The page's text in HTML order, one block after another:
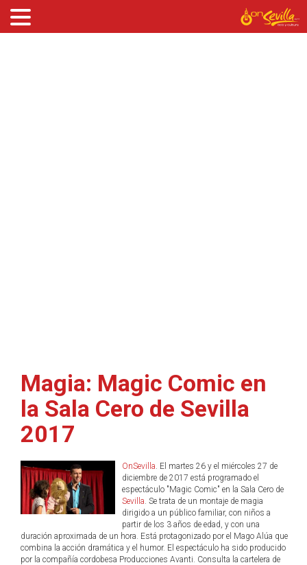
Magia: Magic Comic en
la Sala Cero de Sevilla
2017
OnSevilla. El martes 26 y el miércoles 27 de
diciembre de 2017 está programado el
espectáculo "Magic Comic" en la Sala Cero de
Sevilla. Se trata de un montaje de magia
dirigido a un público familiar, con niños a
partir de los 3 años de edad, y con una
duración aproximada de un hora. Está protagonizado por el Mago Alúa que
combina la acción dramática y el humor. El espectáculo ha sido producido
por la compañía cordobesa Producciones Avanti. Consulta la cartelera de